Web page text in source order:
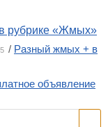
рубрике «Жмых»
/ Разный жмых + в
объявление